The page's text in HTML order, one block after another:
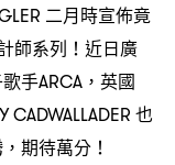
二月時宣佈竟
師系列 ！ 近日廣
手ARCA， 英國
CADWALLADER 也
， 期待萬分 ！